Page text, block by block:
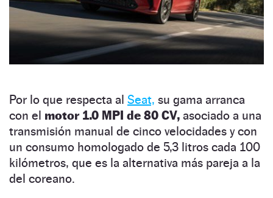
Por lo que respecta al Seat, su gama arranca
con el motor 1.0 MPI de 80 CV, asociado a una
transmisión manual de cinco velocidades y con
un consumo homologado de 5,3 litros cada 100
kilómetros, que es la alternativa más pareja a la
del coreano.